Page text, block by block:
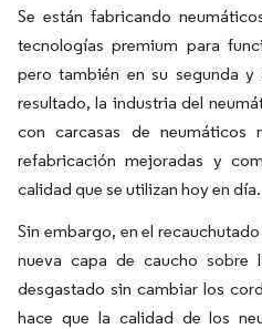
Se están fabricando
tecnologías premium para
pero también en su segunda
resultado, la industria del
con carcasas de neumáticos
refabricación mejoradas y
calidad que se utilizan hoy en día.
Sin embargo, en el
nueva capa de caucho sobre
desgastado sin cambiar los
hace que la calidad de los